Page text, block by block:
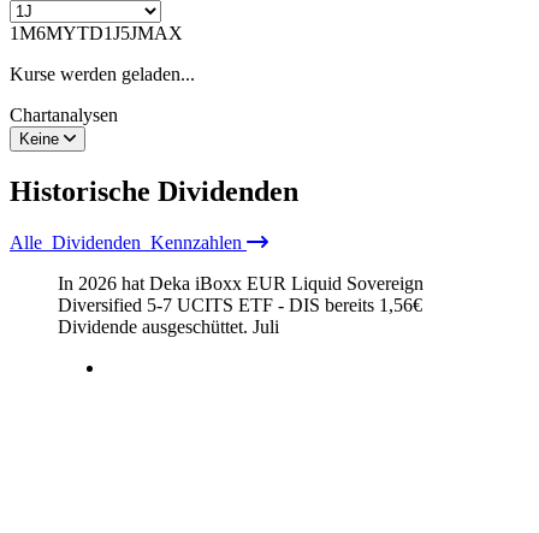
1M6MYTD1J5JMAX
Kurse werden geladen...
Chartanalysen
Keine
Historische Dividenden
Alle Dividenden Kennzahlen
In 2026 hat Deka iBoxx EUR Liquid Sovereign
Diversified 5-7 UCITS ETF - DIS bereits 1,56€
Dividende ausgeschüttet. Juli